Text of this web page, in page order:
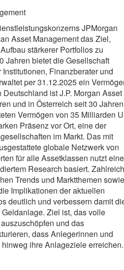
JPMorgan
Asset Management das Ziel,
stärkerer Portfolios zu
Jahren bietet die Gesellschaft
Finanzberater und
per 31.12.2025 ein
ist J.P. Morgan Asset
und in Österreich seit 30 Jahren
Vermögen von 35 Milliarden
Präsenz vor Ort, eine der
im Markt. Das mit
globale Netzwerk von
für alle Assetklassen nutzt
Research basiert.
Trends und Marktthemen sowie
Implikationen der aktuellen
deutlich und verbessern damit
Ziel ist, das volle
und das
dass Anlegerinnen und
ihre Anlageziele erreichen.